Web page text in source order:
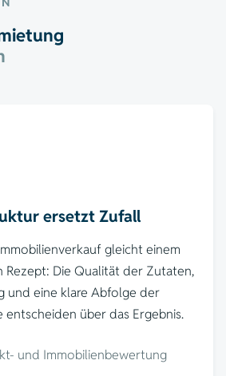
ersetzt Zufall
gleicht einem
Rezept: Die Qualität der Zutaten,
und eine klare Abfolge der
über das Ergebnis.
und Immobilienbewertung